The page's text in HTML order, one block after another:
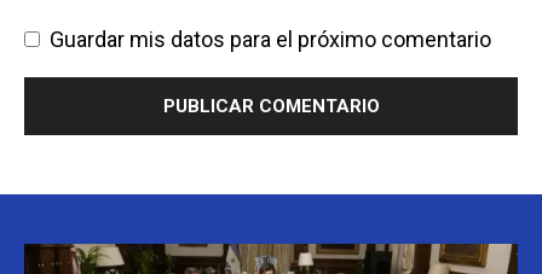
Guardar mis datos para el próximo comentario